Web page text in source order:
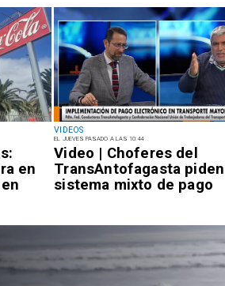
en
VIDEOS
EL JUEVES PASADO A LAS 10:44
Video | Choferes del
TransAntofagasta piden
sistema mixto de pago